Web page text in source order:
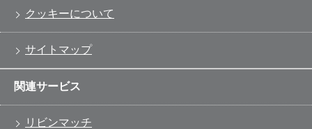
クッキーについて
サイトマップ
関連サービス
リビンマッチ